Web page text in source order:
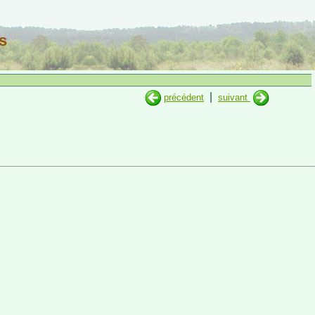
précédent suivant